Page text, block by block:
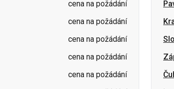
cena na požádání
cena na požádání
cena na požádání
Mykolajiv → Oděsa ŽytomyrKyjev →